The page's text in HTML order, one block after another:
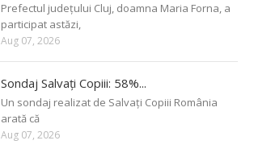
Prefectul județului Cluj, doamna Maria Forna, a
participat astăzi,
Aug 07, 2026
Sondaj Salvați Copiii: 58%...
Un sondaj realizat de Salvați Copiii România
arată că
Aug 07, 2026